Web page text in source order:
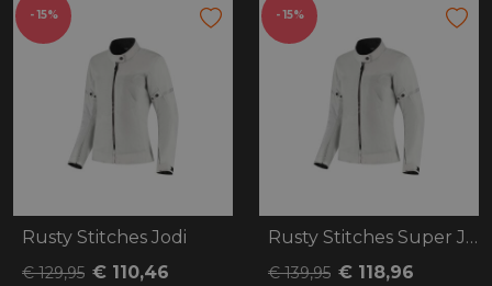
- 15%
Rusty Stitches Jodi
€ 129,95 € 110,46
- 15%
Rusty Stitches Super Jodi
€ 139,95 € 118,96